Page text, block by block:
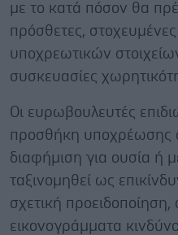
με το κατά πόσον θα
πρόσθετες,
υποχρεωτικών
συσκευασίες
Οι ευρωβουλευτές
προσθήκη υποχρέωσης
διαφήμιση για ουσία ή
ταξινομηθεί ως
σχετική
εικονογράμματα